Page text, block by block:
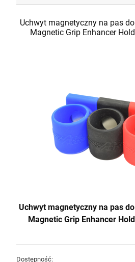
DO KOSZYKA
Karabin samopowtarzalny
Z-15 lufa 12.5" kal.
6 500,00 zł
DO KOSZYKA
Uchwyt magnetyczny na pas
Magnetic Grip Enhancer
Uchwyt magnetyczny na pas
Magnetic Grip Enhancer
Dostępność: